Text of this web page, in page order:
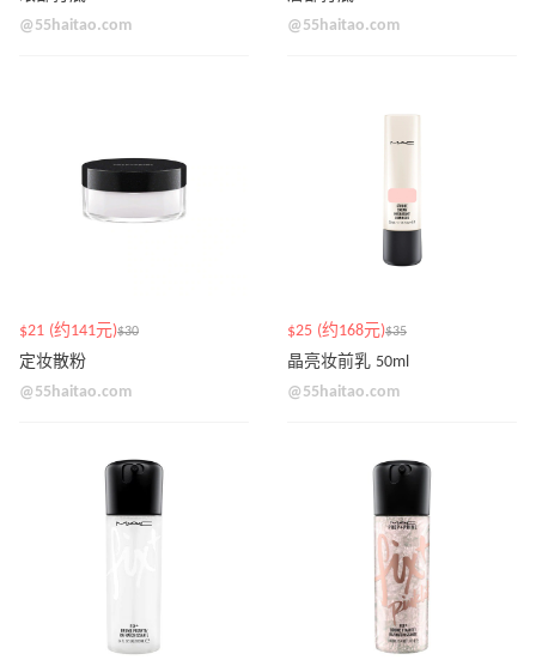
@55haitao.com
@55haitao.com
$21 (约141元)$30
定妆散粉
@55haitao.com
$25 (约168元)$35
晶亮妆前乳 50ml
@55haitao.com